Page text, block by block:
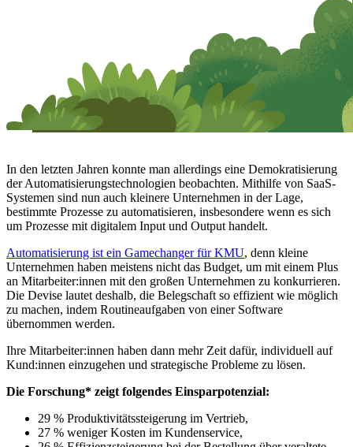
In den letzten Jahren konnte man allerdings eine Demokratisierung
der Automatisierungstechnologien beobachten. Mithilfe von SaaS-
Systemen sind nun auch kleinere Unternehmen in der Lage,
bestimmte Prozesse zu automatisieren, insbesondere wenn es sich
um Prozesse mit digitalem Input und Output handelt.
Automatisierung ist ein Gamechanger für KMU, denn kleine
Unternehmen haben meistens nicht das Budget, um mit einem Plus
an Mitarbeiter:innen mit den großen Unternehmen zu konkurrieren.
Die Devise lautet deshalb, die Belegschaft so effizient wie möglich
zu machen, indem Routineaufgaben von einer Software
übernommen werden.
Ihre Mitarbeiter:innen haben dann mehr Zeit dafür, individuell auf
Kund:innen einzugehen und strategische Probleme zu lösen.
Die Forschung* zeigt folgendes Einsparpotenzial:
29 % Produktivitätssteigerung im Vertrieb,
27 % weniger Kosten im Kundenservice,